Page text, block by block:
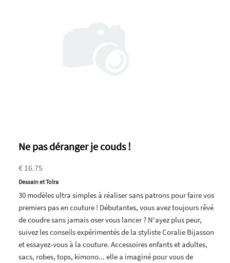
Ne pas déranger je couds !
€ 16.75
Dessain et Tolra
30 modèles ultra simples à réaliser sans patrons pour faire vos
premiers pas en couture ! Débutantes, vous avez toujours rêvé
de coudre sans jamais oser vous lancer ? N'ayez plus peur,
suivez les conseils expérimentés de la styliste Coralie Bijasson
et essayez-vous à la couture. Accessoires enfants et adultes,
sacs, robes, tops, kimono... elle a imaginé pour vous de